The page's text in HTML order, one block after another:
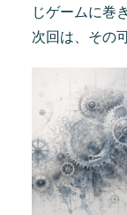
じゲームに巻
次回は、その